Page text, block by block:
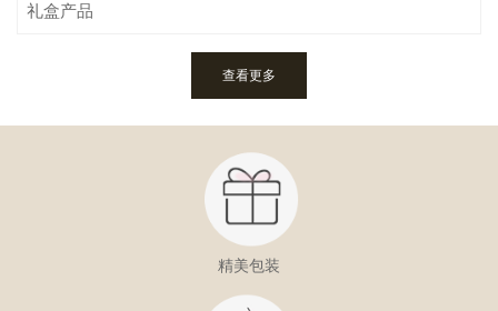
礼盒产品
查看更多
精美包装